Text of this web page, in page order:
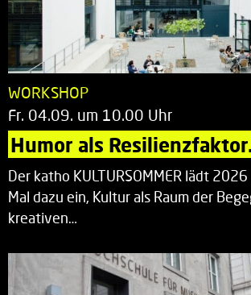
WORKSHOP
Fr. 04.09. um 10.00 Uhr
Humor als
Der katho KULTURSOMMER lädt
Mal dazu ein, Kultur als Raum der
kreativen…